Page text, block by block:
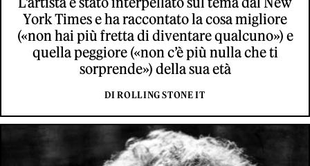
York Times e ha raccontato la cosa migliore
(«non hai più fretta di diventare qualcuno») e
quella peggiore («non c’è più nulla che ti
sorprende») della sua età
DI ROLLING STONE IT